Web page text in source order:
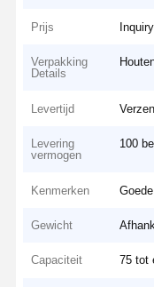
Prijs Inquiry
Verpakking
Details
Levertijd
Levering
vermogen
100
Kenmerken
Gewicht
Capaciteit 75 tot